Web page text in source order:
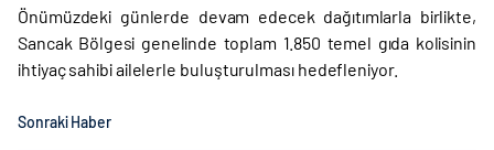
Önümüzdeki günlerde devam edecek dağıtımlarla birlikte,
Sancak Bölgesi genelinde toplam 1.850 temel gıda kolisinin
ihtiyaç sahibi ailelerle buluşturulması hedefleniyor.
Sonraki Haber